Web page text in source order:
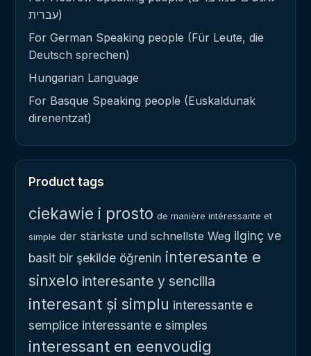
עברית)
For German Speaking people (Für Leute, die
Deutsch sprechen)
Hungarian Language
For Basque Speaking people (Euskaldunak
direnentzat)
Product tags
ciekawie i prosto de manière intéressante et
simple der stärkste und schnellste Weg ilginç ve
basit bir şekilde öğrenin interesante e
sinxelo interesante y sencilla
interesant și simplu interessante e
semplice interessante e simples
interessant en eenvoudig